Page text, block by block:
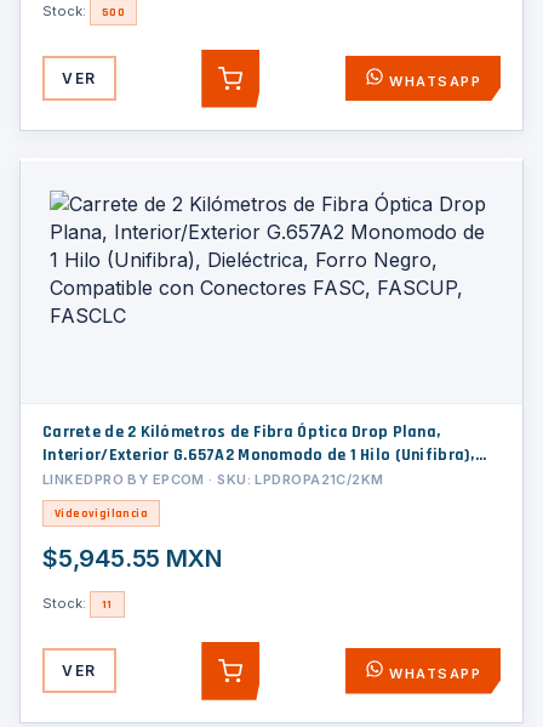
Stock: 500
VER AGREGAR WHATSAPP
Carrete de 2 Kilómetros de Fibra Óptica Drop Plana,
Interior/Exterior G.657A2 Monomodo de 1 Hilo (Unifibra),
Dieléctrica, Forro Negro, Compatible con Conectores FASC,
FASCUP, FASCLC
LINKEDPRO BY EPCOM · SKU: LPDROPA21C/2KM
Videovigilancia
$5,945.55 MXN
Stock: 11
VER AGREGAR WHATSAPP